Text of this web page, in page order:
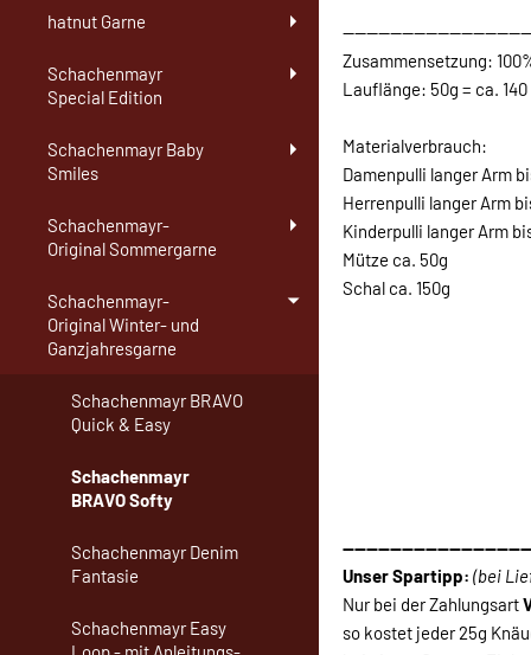
hatnut Garne
Schachenmayr
Special Edition
Schachenmayr Baby
Smiles
Schachenmayr-
Original Sommergarne
Schachenmayr-
Original Winter- und
Ganzjahresgarne
Schachenmayr BRAVO
Quick & Easy
Schachenmayr
BRAVO Softy
Schachenmayr Denim
Fantasie
Schachenmayr Easy
Zusammensetzung:
Lauflänge: 50g = ca.
Materialverbrauch:
Damenpulli langer Arm
Herrenpulli langer Arm
Kinderpulli langer Arm
Mütze ca. 50g
Schal ca. 150g
Unser Spartipp: (bei
Nur bei der Zahlungsart
so kostet jeder 25g